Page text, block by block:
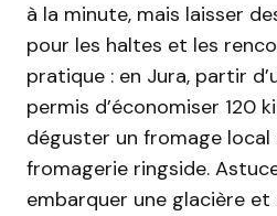
à la minute, mais laisser
pour les haltes et les
pratique : en Jura, partir
permis d’économiser 120
déguster un fromage
fromagerie ringside.
embarquer une glacière